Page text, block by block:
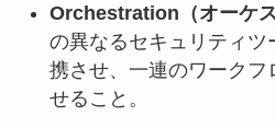
Orchestration（オーケス
の異なるセキュリティツ
携させ、一連のワークフ
せること。